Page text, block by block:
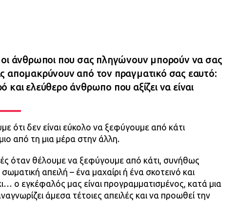
οι άνθρωποι που σας πληγώνουν μπορούν να σας
απομακρύνουν από τον πραγματικό σας εαυτό:
και ελεύθερο άνθρωπο που αξίζει να είναι
ότι δεν είναι εύκολο να ξεφύγουμε από κάτι
από τη μια μέρα στην άλλη.
όταν θέλουμε να ξεφύγουμε από κάτι, συνήθως
απειλή – ένα μαχαίρι ή ένα σκοτεινό και
ο εγκέφαλός μας είναι προγραμματισμένος, κατά μια
άμεσα τέτοιες απειλές και να προωθεί την